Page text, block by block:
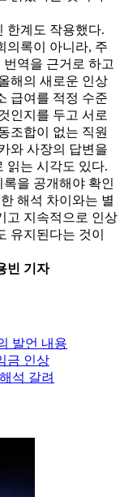
한계도 작용했다.
의록이 아니라, 주
역을 근거로 하고
해의 새로운 인상
급여를 적정 수준
인지를 두고 서로
조합이 없는 직원
와 사장의 답변을
읽는 시각도 있다.
을 공개해야 확인
해석 차이와는 별
고 지속적으로 인상
유지된다는 것이
빈 기자
발언 내용
금 인상
석 갈려